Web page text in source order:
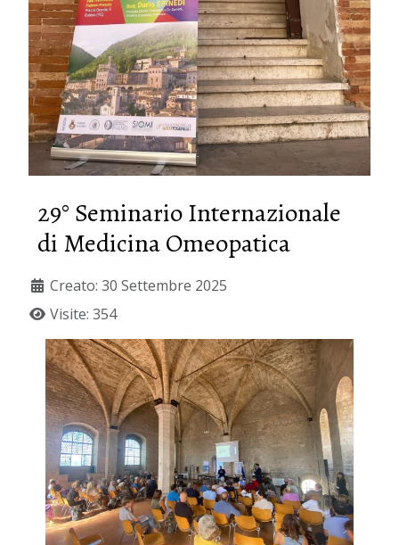
29° Seminario Internazionale
di Medicina Omeopatica
Creato: 30 Settembre 2025
Visite: 354